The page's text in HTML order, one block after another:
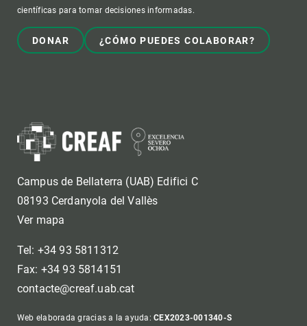
científicas para tomar decisiones informadas.
DONAR ¿CÓMO PUEDES COLABORAR?
Campus de Bellaterra (UAB) Edifici C
08193 Cerdanyola del Vallès
Ver mapa
Tel: +34 93 5811312
Fax: +34 93 5814151
contacte@creaf.uab.cat
Web elaborada gracias a la ayuda:CEX2023-001340-S